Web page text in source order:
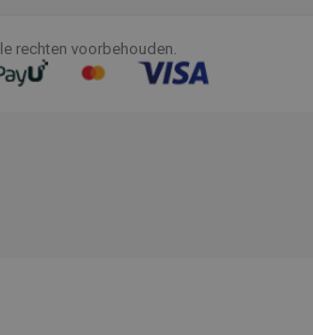
rechten voorbehouden.